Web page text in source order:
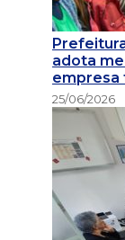
adota
empresa
25/06/2026